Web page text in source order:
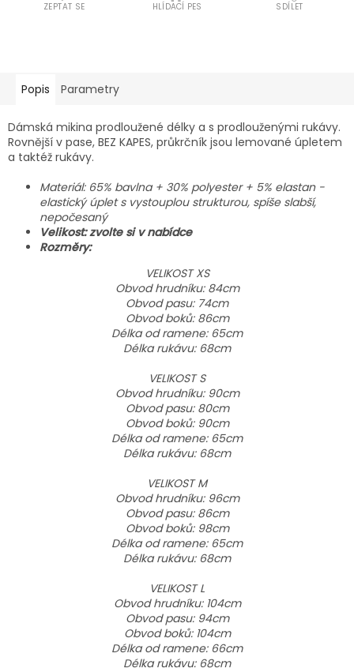
ZEPTAT SE HLÍDACÍ PES SDÍLET
Popis Parametry
Dámská mikina prodloužené délky a s prodlouženými rukávy.
Rovnější v pase, BEZ KAPES, průkrčník jsou lemované úpletem
a taktéž rukávy.
Materiál: 65% bavlna + 30% polyester + 5% elastan -
elastický úplet s vystouplou strukturou, spíše slabší,
nepočesaný
Velikost: zvolte si v nabídce
Rozměry:
VELIKOST XS
Obvod hrudníku: 84cm
Obvod pasu: 74cm
Obvod boků: 86cm
Délka od ramene: 65cm
Délka rukávu: 68cm
VELIKOST S
Obvod hrudníku: 90cm
Obvod pasu: 80cm
Obvod boků: 90cm
Délka od ramene: 65cm
Délka rukávu: 68cm
VELIKOST M
Obvod hrudníku: 96cm
Obvod pasu: 86cm
Obvod boků: 98cm
Délka od ramene: 65cm
Délka rukávu: 68cm
VELIKOST L
Obvod hrudníku: 104cm
Obvod pasu: 94cm
Obvod boků: 104cm
Délka od ramene: 66cm
Délka rukávu: 68cm